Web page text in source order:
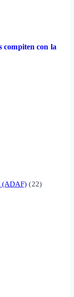
compiten con la
(ADAF) (22)